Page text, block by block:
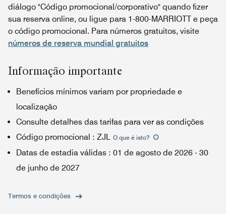
diálogo "Código promocional/corporativo" quando fizer
sua reserva online, ou ligue para 1-800-MARRIOTT e peça
o código promocional. Para números gratuitos, visite
números de reserva mundial gratuitos
Informação importante
Benefícios mínimos variam por propriedade e
localização
Consulte detalhes das tarifas para ver as condições
Código promocional : ZJL O que é isto?
Datas de estadia válidas : 01 de agosto de 2026 - 30
de junho de 2027
Termos e condições